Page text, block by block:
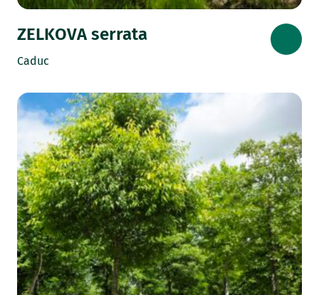
ZELKOVA serrata
Caduc